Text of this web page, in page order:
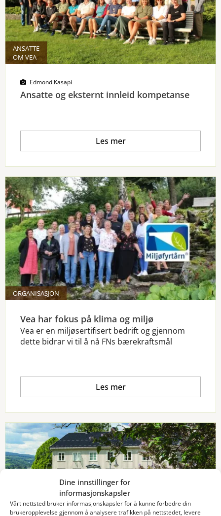
Dine innstillinger for
informasjonskapsler
Vårt nettsted bruker informasjonskapsler for å kunne forbedre din
brukeropplevelse gjennom å analysere trafikken på nettstedet, levere
ANSATTE
OM VEA
Edmond Kasapi
Ansatte og eksternt innleid kompetanse
Les mer
ORGANISASJON
Vea har fokus på klima og miljø
Vea er en miljøsertifisert bedrift og gjennom
dette bidrar vi til å nå FNs bærekraftsmål
Les mer